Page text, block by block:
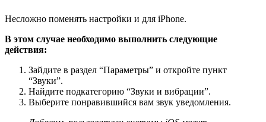
Несложно поменять настройки и для iPhone.
В этом случае необходимо выполнить следующие
действия:
Зайдите в раздел “Параметры” и откройте пункт
“Звуки”.
Найдите подкатегорию “Звуки и вибрации”.
Выберите понравившийся вам звук уведомления.